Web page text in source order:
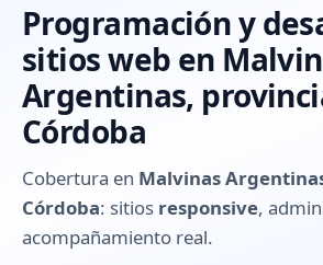
Programación y
sitios web en
Argentinas,
Córdoba
Cobertura en Malvinas
Córdoba: sitios responsive,
acompañamiento real.